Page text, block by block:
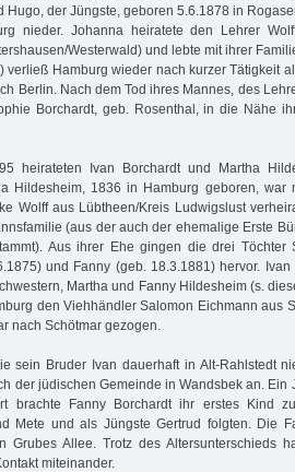
Hugo, der Jüngste, geboren 5.6.1878 in
nieder. Johanna heiratete den Lehrer
Westerwald) und lebte mit ihrer
verließ Hamburg wieder nach kurzer Tätigkeit
Berlin. Nach dem Tod ihres Mannes, des
Borchardt, geb. Rosenthal, in die Nähe
heirateten Ivan Borchardt und Martha
Hildesheim, 1836 in Hamburg geboren, war
Wolff aus Lübtheen/Kreis Ludwigslust
(aus der auch der ehemalige Erste
Aus ihrer Ehe gingen die drei Töchter
und Fanny (geb. 18.3.1881) hervor.
Martha und Fanny Hildesheim (s.
den Viehhändler Salomon Eichmann aus
nach Schötmar gezogen.
sein Bruder Ivan dauerhaft in Alt-Rahlstedt
der jüdischen Gemeinde in Wandsbek an. Ein
brachte Fanny Borchardt ihr erstes Kind
Mete und als Jüngste Gertrud folgten. Die
Grubes Allee. Trotz des Altersunterschieds
miteinander.